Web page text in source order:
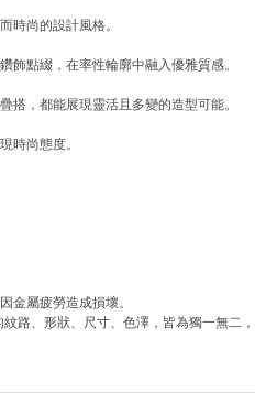
時尚的設計風格。
飾點綴，在率性輪廓中融入優雅質感。
搭，都能展現靈活且多變的造型可能。
時尚態度。
金屬疲勞造成損壞。
路、形狀、尺寸、色澤，皆為獨一無二